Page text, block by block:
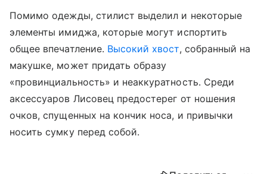
Помимо одежды, стилист выделил и некоторые
элементы имиджа, которые могут испортить
общее впечатление. Высокий хвост, собранный на
макушке, может придать образу
«провинциальность» и неаккуратность. Среди
аксессуаров Лисовец предостерег от ношения
очков, спущенных на кончик носа, и привычки
носить сумку перед собой.